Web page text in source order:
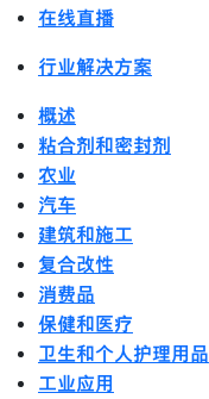
在线直播
行业解决方案
概述
粘合剂和密封剂
农业
汽车
建筑和施工
复合改性
消费品
保健和医疗
卫生和个人护理用品
工业应用